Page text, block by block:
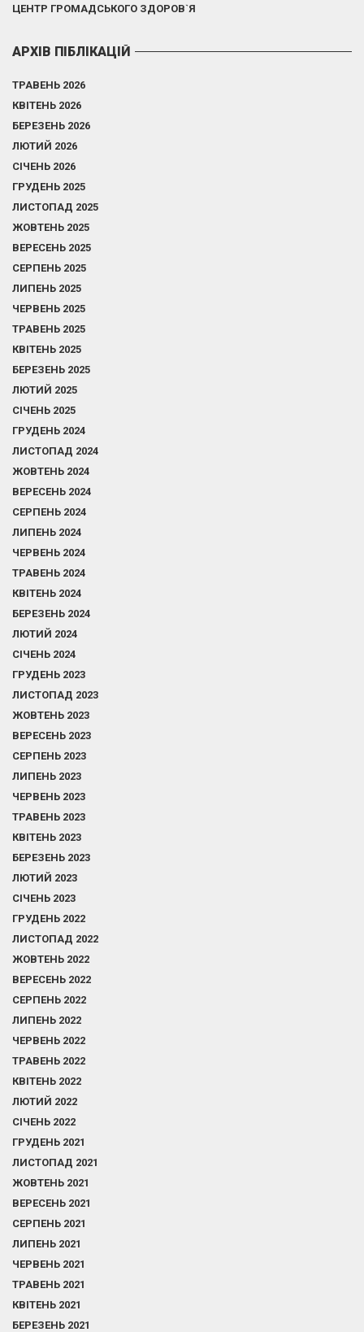
ЦЕНТР ГРОМАДСЬКОГО ЗДОРОВ`Я
АРХІВ ПІБЛІКАЦІЙ
ТРАВЕНЬ 2026
КВІТЕНЬ 2026
БЕРЕЗЕНЬ 2026
ЛЮТИЙ 2026
СІЧЕНЬ 2026
ГРУДЕНЬ 2025
ЛИСТОПАД 2025
ЖОВТЕНЬ 2025
ВЕРЕСЕНЬ 2025
СЕРПЕНЬ 2025
ЛИПЕНЬ 2025
ЧЕРВЕНЬ 2025
ТРАВЕНЬ 2025
КВІТЕНЬ 2025
БЕРЕЗЕНЬ 2025
ЛЮТИЙ 2025
СІЧЕНЬ 2025
ГРУДЕНЬ 2024
ЛИСТОПАД 2024
ЖОВТЕНЬ 2024
ВЕРЕСЕНЬ 2024
СЕРПЕНЬ 2024
ЛИПЕНЬ 2024
ЧЕРВЕНЬ 2024
ТРАВЕНЬ 2024
КВІТЕНЬ 2024
БЕРЕЗЕНЬ 2024
ЛЮТИЙ 2024
СІЧЕНЬ 2024
ГРУДЕНЬ 2023
ЛИСТОПАД 2023
ЖОВТЕНЬ 2023
ВЕРЕСЕНЬ 2023
СЕРПЕНЬ 2023
ЛИПЕНЬ 2023
ЧЕРВЕНЬ 2023
ТРАВЕНЬ 2023
КВІТЕНЬ 2023
БЕРЕЗЕНЬ 2023
ЛЮТИЙ 2023
СІЧЕНЬ 2023
ГРУДЕНЬ 2022
ЛИСТОПАД 2022
ЖОВТЕНЬ 2022
ВЕРЕСЕНЬ 2022
СЕРПЕНЬ 2022
ЛИПЕНЬ 2022
ЧЕРВЕНЬ 2022
ТРАВЕНЬ 2022
КВІТЕНЬ 2022
ЛЮТИЙ 2022
СІЧЕНЬ 2022
ГРУДЕНЬ 2021
ЛИСТОПАД 2021
ЖОВТЕНЬ 2021
ВЕРЕСЕНЬ 2021
СЕРПЕНЬ 2021
ЛИПЕНЬ 2021
ЧЕРВЕНЬ 2021
ТРАВЕНЬ 2021
КВІТЕНЬ 2021
БЕРЕЗЕНЬ 2021